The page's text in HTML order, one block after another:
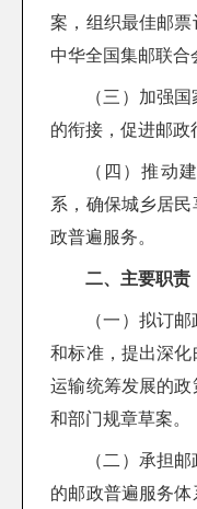
案，组织最佳邮
中华全国集邮联合
（三）加强
的衔接，促进邮政
（四）推动
系，确保城乡居
政普遍服务。
二、主要职责
（一）拟订
和标准，提出深
运输统筹发展的
和部门规章草案。
（二）承担
的邮政普遍服务